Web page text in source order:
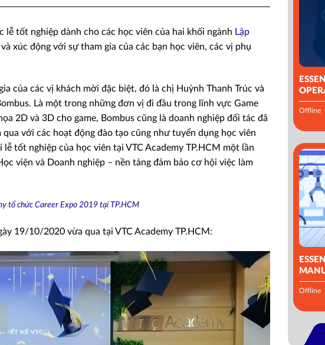
tốt nghiệp dành cho các học viên của hai khối ngành Lập
xúc động với sự tham gia của các bạn học viên, các vị phụ
của các vị khách mời đặc biệt, đó là chị Huỳnh Thanh Trúc và
Là một trong những đơn vị đi đầu trong lĩnh vực Game
2D và 3D cho game, Bombus cũng là doanh nghiệp đối tác đã
với các hoạt động đào tạo cũng như tuyển dụng học viên
tốt nghiệp của học viên tại VTC Academy TP.HCM một lần
viện và Doanh nghiệp – nền tảng đảm bảo cơ hội việc làm
tổ chức Career Expo 2019 tại TP.HCM
19/10/2020 vừa qua tại VTC Academy TP.HCM:
Offline
Offline